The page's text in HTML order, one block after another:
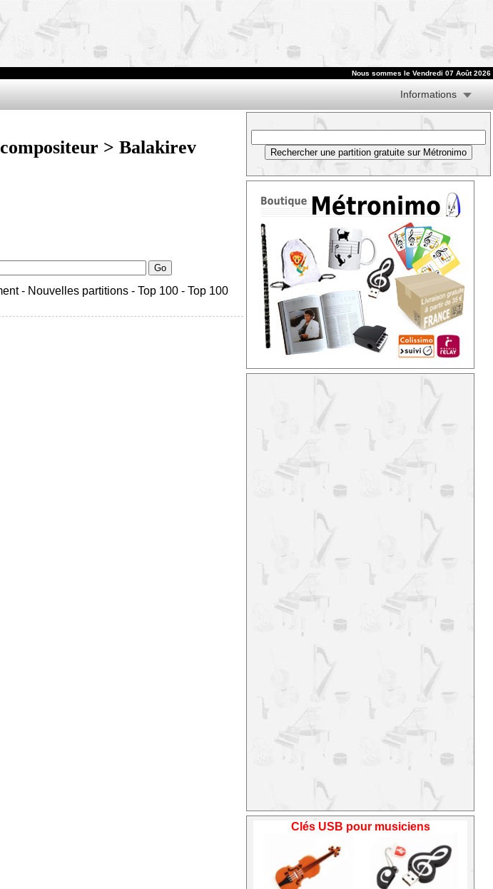
Nous sommes le Vendredi 07 Août 2026
Informations
> Balakirev
- Nouvelles partitions - Top 100 - Top 100
Clés USB pour musiciens